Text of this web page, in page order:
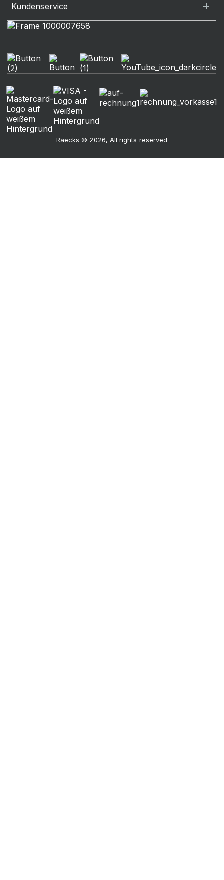
Kundenservice
Raecks © 2026, All rights reserved